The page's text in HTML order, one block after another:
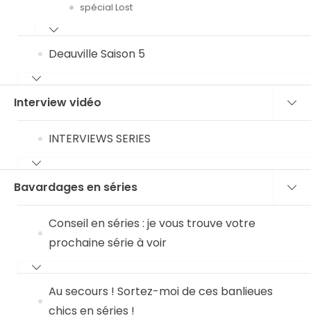
spécial Lost
Deauville Saison 5
Interview vidéo
INTERVIEWS SERIES
Bavardages en séries
Conseil en séries : je vous trouve votre
prochaine série à voir
Au secours ! Sortez-moi de ces banlieues
chics en séries !